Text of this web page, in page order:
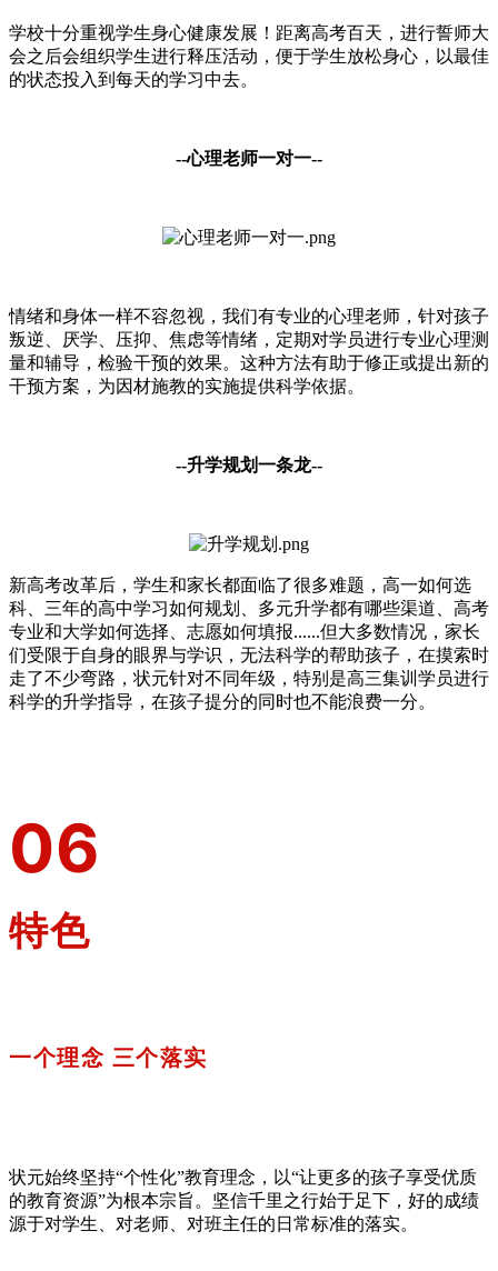
学校十分重视学生身心健康发展！距离高考百天，进行誓师大
会之后会组织学生进行释压活动，便于学生放松身心，以最佳
的状态投入到每天的学习中去。
--心理老师一对一--
情绪和身体一样不容忽视，我们有专业的心理老师，针对孩子
叛逆、厌学、压抑、焦虑等情绪，定期对学员进行专业心理测
量和辅导，检验干预的效果。这种方法有助于修正或提出新的
干预方案，为因材施教的实施提供科学依据。
--升学规划一条龙--
新高考改革后，学生和家长都面临了很多难题，高一如何选
科、三年的高中学习如何规划、多元升学都有哪些渠道、高考
专业和大学如何选择、志愿如何填报......但大多数情况，家长
们受限于自身的眼界与学识，无法科学的帮助孩子，在摸索时
走了不少弯路，状元针对不同年级，特别是高三集训学员进行
科学的升学指导，在孩子提分的同时也不能浪费一分。
06
特色
一个理念 三个落实
状元始终坚持“个性化”教育理念，以“让更多的孩子享受优质
的教育资源”为根本宗旨。坚信千里之行始于足下，好的成绩
源于对学生、对老师、对班主任的日常标准的落实。